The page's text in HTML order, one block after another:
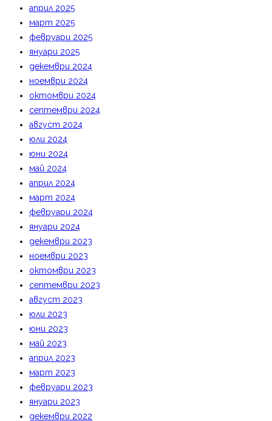
април 2025
март 2025
февруари 2025
януари 2025
декември 2024
ноември 2024
октомври 2024
септември 2024
август 2024
юли 2024
юни 2024
май 2024
април 2024
март 2024
февруари 2024
януари 2024
декември 2023
ноември 2023
октомври 2023
септември 2023
август 2023
юли 2023
юни 2023
май 2023
април 2023
март 2023
февруари 2023
януари 2023
декември 2022